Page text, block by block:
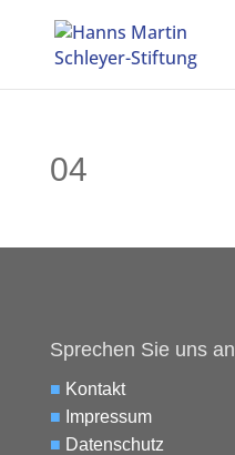
04
Sprechen Sie uns an
■ Kontakt
■ Impressum
■ Datenschutz